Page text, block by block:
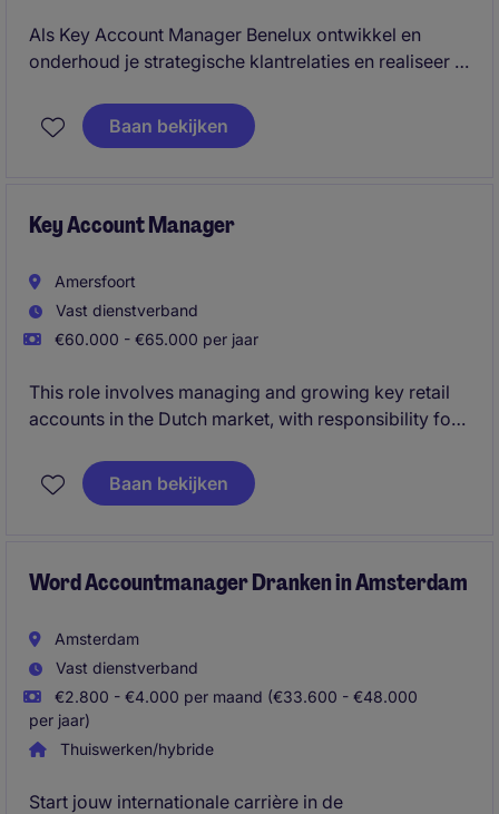
Als Key Account Manager Benelux ontwikkel en
onderhoud je strategische klantrelaties en realiseer je
identificeert kansen binnen industriële en automotive
distributie, bouwt een sterke pipeline en sluit
internationale stakeholders.
Baan bekijken
Key Account Manager
Amersfoort
Vast dienstverband
€60.000 - €65.000 per jaar
This role involves managing and growing key retail
accounts in the Dutch market, with responsibility for
partnerships, lead negotiations, and execute
strategic and seasonal plans to increase market
Baan bekijken
Word Accountmanager Dranken in Amsterdam
Amsterdam
Vast dienstverband
€2.800 - €4.000 per maand (€33.600 - €48.000
per jaar)
Thuiswerken/hybride
Start jouw internationale carrière in de